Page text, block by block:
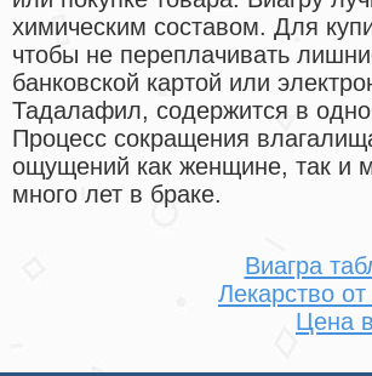
химическим составом. Для
чтобы не переплачивать
банковской картой или
Тадалафил, содержится в
Процесс сокращения
ощущений как женщине, так и
много лет в браке.
Виагра
Лекарство
Цена